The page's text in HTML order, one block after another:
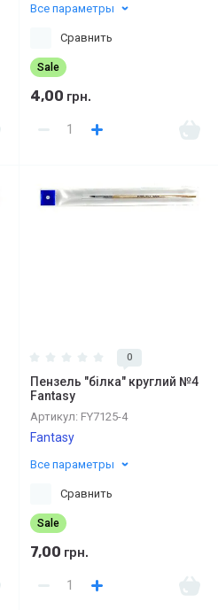
Все параметры
Сравнить
Sale
4,00 грн.
0
Пензель "білка" круглий №4
Fantasy
Артикул: FY7125-4
Fantasy
Все параметры
Сравнить
Sale
7,00 грн.